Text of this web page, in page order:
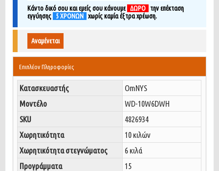
Κάντο δικό σου και εμείς σου κάνουμε ΔΩΡΟ
την επέκταση
εγγύησης
5 ΧΡΟΝΩΝ χωρίς καμία έξτρα χρέωση.
Αναμένεται
Επιπλέον Πληροφορίες
Κατασκευαστής
OmNYS
Μοντέλο
WD-10W6DWH
SKU
4826934
Χωρητικότητα
10 κιλών
Χωρητικότητα στεγνώματος
6 κιλά
Προγράμματα
15